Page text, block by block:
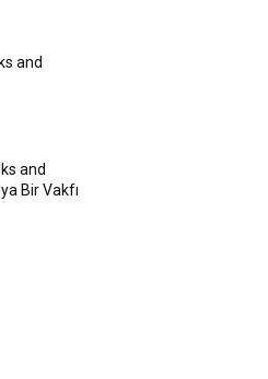
and
and
Bir Vakfı